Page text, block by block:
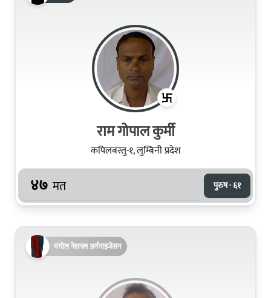
राम गोपाल कुर्मी
कपिलबस्तु-१, लुम्बिनी प्रदेश
४७ मत पुरुष · ६१
मंगोल नेशनल अर्गनाइजेसन